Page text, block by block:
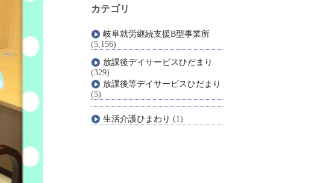
カテゴリ
岐阜就労継続支援B型事業所
(5,156)
放課後デイサービスひだまり
(329)
放課後等デイサービスひだまり
(5)
生活介護ひまわり (1)